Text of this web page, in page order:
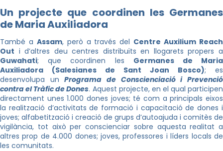
Un projecte que coordinen les Germanes
de Maria Auxiliadora
També a Assam, però a través del Centre Auxilium Reach
Out i d’altres deu centres distribuïts en llogarets propers a
Guwahati; que coordinen les Germanes de Maria
Auxiliadora (Salesianes de Sant Joan Bosco); es
desenvolupa unPrograma de Conscienciació i Prevenció
contra el Tràfic de Dones. Aquest projecte, en el qual participen
directament unes 1.000 dones joves; té com a principals eixos
la realització d’activitats de formació i capacitació de dones i
joves; alfabetització i creació de grups d’autoajuda i comitès de
vigilància, tot això per conscienciar sobre aquesta realitat a
altres prop de 4.000 dones; joves, professores i líders locals de
les comunitats.